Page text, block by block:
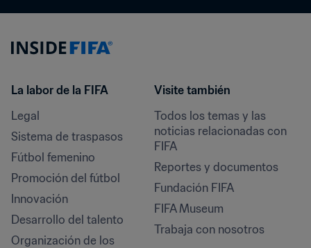
La labor de la FIFA
Legal
Sistema de traspasos
Fútbol femenino
Promoción del fútbol
Innovación
Desarrollo del talento
Organización de los
Visite también
Todos los temas y las
noticias relacionadas con
FIFA
Reportes y documentos
Fundación FIFA
FIFA Museum
Trabaja con nosotros